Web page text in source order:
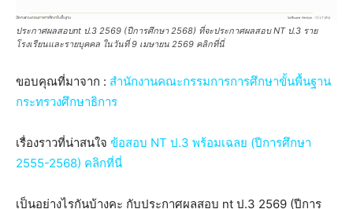
ประกาศผลสอบnt ป.3 2569 (ปีการศึกษา 2568) ที่จะประกาศผลสอบ NT ป.3 ราย
โรงเรียนและรายบุคคล ในวันที่ 9 เมษายน 2569 คลิกที่นี่
ขอบคุณที่มาจาก : สำนักงานคณะกรรมการการศึกษาขั้นพื้นฐาน
กระทรวงศึกษาธิการ
เรื่องราวที่น่าสนใจ ข้อสอบ NT ป.3 พร้อมเฉลย (ปีการศึกษา
2555-2568) คลิกที่นี่
เป็นอย่างไรกันบ้างคะ กับประกาศผลสอบ nt ป.3 2569 (ปีการ